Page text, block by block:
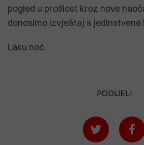
pogled u prošlost kroz nove
donosimo izvještaj s jedinstvene
Laku noć.
PODIJELI